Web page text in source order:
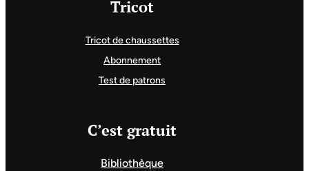
Tricot
Tricot de chaussettes
Abonnement
Test de patrons
C’est gratuit
Bibliothèque